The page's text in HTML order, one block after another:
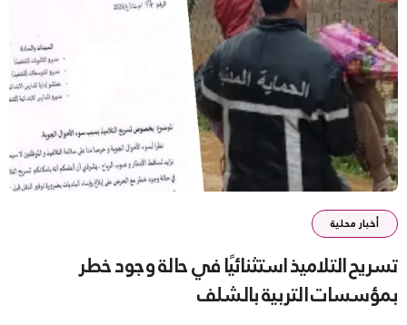
أخبار محلية
تسريح التلاميذ استثنائيًا في حالة وجود خطر
بمؤسسات التربية بالشلف